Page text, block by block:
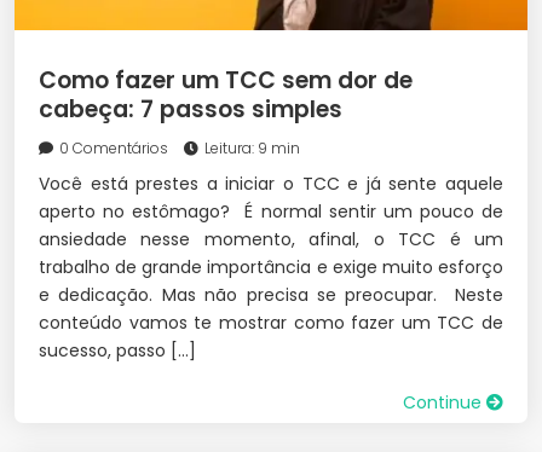
Como fazer um TCC sem dor de
cabeça: 7 passos simples
0 Comentários Leitura: 9 min
Você está prestes a iniciar o TCC e já sente aquele
aperto no estômago? É normal sentir um pouco de
ansiedade nesse momento, afinal, o TCC é um
trabalho de grande importância e exige muito esforço
e dedicação. Mas não precisa se preocupar. Neste
conteúdo vamos te mostrar como fazer um TCC de
sucesso, passo […]
Continue